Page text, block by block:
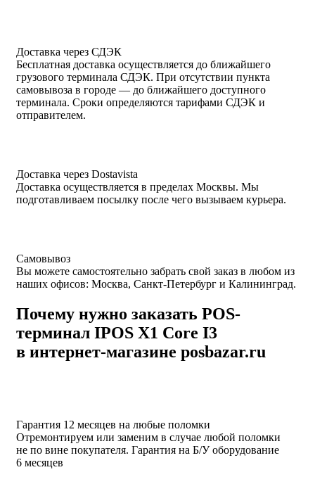
Доставка через СДЭК
Бесплатная доставка осуществляется до ближайшего
грузового терминала СДЭК. При отсутствии пункта
самовывоза в городе — до ближайшего доступного
терминала. Сроки определяются тарифами СДЭК и
отправителем.
Доставка через Dostavista
Доставка осуществляется в пределах Москвы. Мы
подготавливаем посылку после чего вызываем курьера.
Самовывоз
Вы можете самостоятельно забрать свой заказ в любом из
наших офисов: Москва, Санкт-Петербург и Калининград.
Почему нужно заказать POS-
терминал IPOS X1 Core I3
в интернет-магазине posbazar.ru
Гарантия 12 месяцев на любые поломки
Отремонтируем или заменим в случае любой поломки
не по вине покупателя. Гарантия на Б/У оборудование
6 месяцев